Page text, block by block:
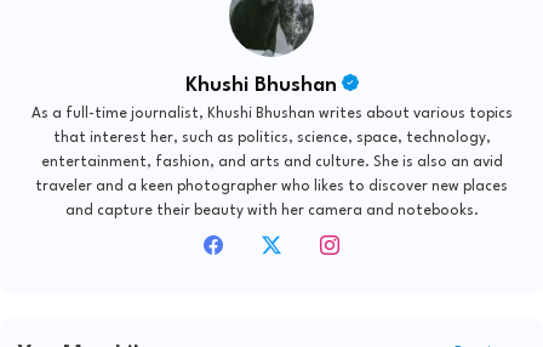
Khushi Bhushan
As a full-time journalist, Khushi Bhushan writes about various topics
that interest her, such as politics, science, space, technology,
entertainment, fashion, and arts and culture. She is also an avid
traveler and a keen photographer who likes to discover new places
and capture their beauty with her camera and notebooks.